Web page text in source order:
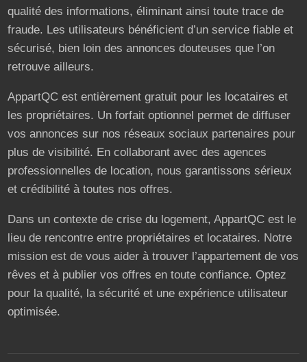
qualité des informations, éliminant ainsi toute trace de
fraude. Les utilisateurs bénéficient d’un service fiable et
sécurisé, bien loin des annonces douteuses que l’on
retrouve ailleurs.
AppartQC est entièrement gratuit pour les locataires et
les propriétaires. Un forfait optionnel permet de diffuser
vos annonces sur nos réseaux sociaux partenaires pour
plus de visibilité. En collaborant avec des agences
professionnelles de location, nous garantissons sérieux
et crédibilité à toutes nos offres.
Dans un contexte de crise du logement, AppartQC est le
lieu de rencontre entre propriétaires et locataires. Notre
mission est de vous aider à trouver l’appartement de vos
rêves et à publier vos offres en toute confiance. Optez
pour la qualité, la sécurité et une expérience utilisateur
optimisée.